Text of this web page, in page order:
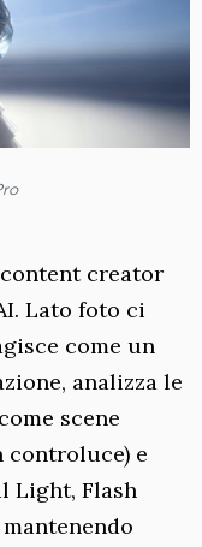
content creator
Lato foto ci
come un
analizza le
scene
controluce) e
Light, Flash